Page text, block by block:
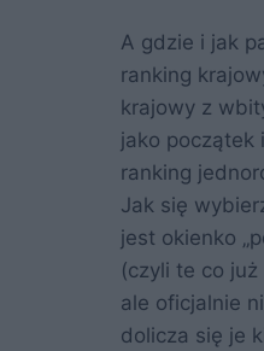
A gdzie i jak
ranking
krajowy z
jako początek
ranking
Jak się
jest okienko
(czyli te co
ale oficjalnie
dolicza się je